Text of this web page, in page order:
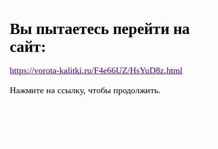
Вы пытаетесь перейти на
сайт:
https://vorota-kalitki.ru/F4e66UZ/HsYuD8z.html
Нажмите на ссылку, чтобы продолжить.